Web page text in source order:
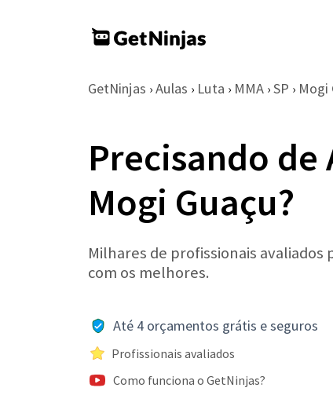
GetNinjas › Aulas › Luta › MMA › SP › Mogi
Precisando de
Mogi Guaçu?
Milhares de profissionais
com os melhores.
Até 4 orçamentos grátis e seguros
Profissionais avaliados
Como funciona o GetNinjas?